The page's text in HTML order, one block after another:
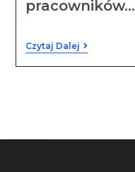
pracowników…
Czytaj Dalej